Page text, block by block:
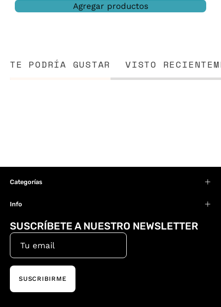
Agregar productos
TE PODRÍA GUSTAR VISTO
Categorías
Info
SUSCRÍBETE A NUESTRO NEWSLETTER
SUSCRIBIRME